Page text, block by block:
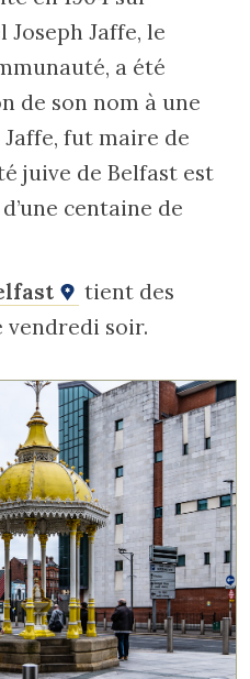
Joseph Jaffe, le
a été
de son nom à une
fut maire de
juive de Belfast est
centaine de
tient des
vendredi soir.